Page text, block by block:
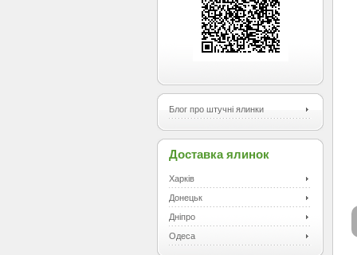
Блог про штучні ялинки
Доставка ялинок
Харків
Донецьк
Дніпро
Одеса